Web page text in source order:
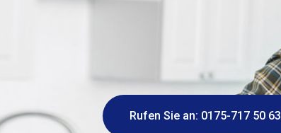
Rufen Sie an: 0175-717 50 63